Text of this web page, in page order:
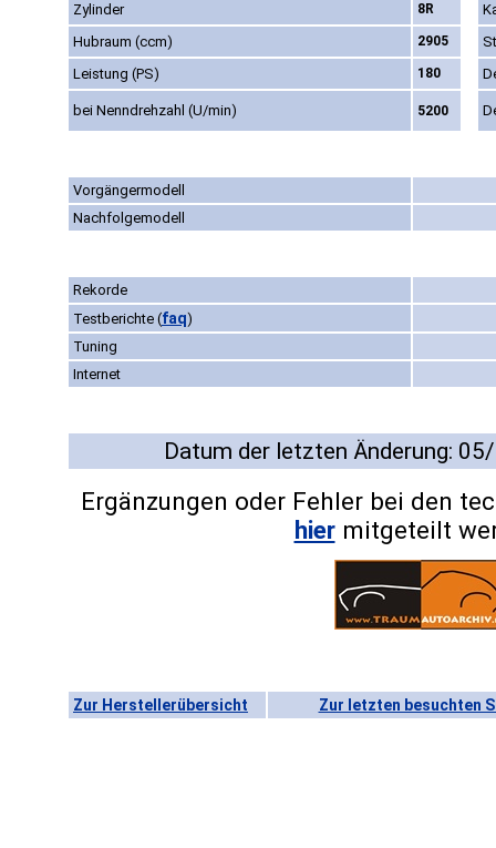
Zylinder 8R
Hubraum (ccm)
2905
Leistung (PS)
180
bei Nenndrehzahl (U/min) 5200
Vorgängermodell
Nachfolgemodell
Rekorde
Testberichte (faq)
Tuning
Internet
Datum der letzten Änderung:
Ergänzungen oder Fehler bei den
hiermitgeteilt
Zur Herstellerübersicht Zur letzten besuchten